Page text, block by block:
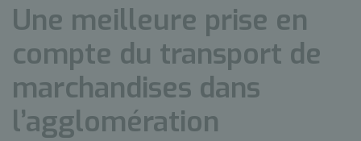
Une meilleure prise en
compte du transport de
marchandises dans
l’agglomération